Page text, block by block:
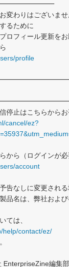
変わりはございませ
るために
ロフィール更新をお
profile
停止はこちらからお
cancel/ez?
から（ログインが必
account
告なしに変更される
品名は、弊社および
ては、
help/contact/ez/
EnterpriseZine編集部